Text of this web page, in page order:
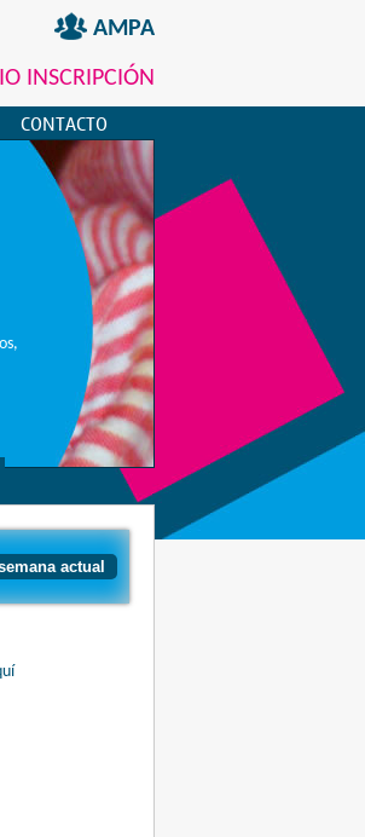
AMPA
INSCRIPCIÓN
CONTACTO